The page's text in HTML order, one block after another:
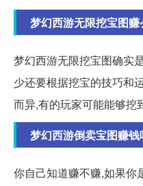
梦幻西游无限挖宝图
梦幻西游无限挖宝图确实
少还要根据挖宝的技巧和
而异,有的玩家可能能够挖
梦幻西游倒卖宝图赚钱
你自己知道赚不赚,如果你